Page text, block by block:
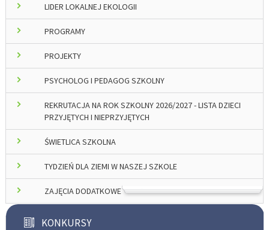
LIDER LOKALNEJ EKOLOGII
PROGRAMY
PROJEKTY
PSYCHOLOG I PEDAGOG SZKOLNY
REKRUTACJA NA ROK SZKOLNY 2026/2027 - LISTA DZIECI
PRZYJĘTYCH I NIEPRZYJĘTYCH
ŚWIETLICA SZKOLNA
TYDZIEŃ DLA ZIEMI W NASZEJ SZKOLE
ZAJĘCIA DODATKOWE
KONKURSY